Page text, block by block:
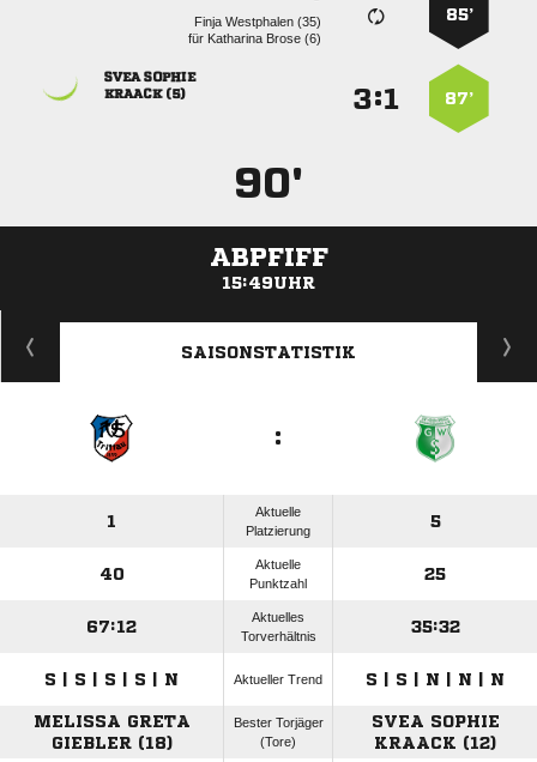
85’
  
für   
87’
:
 
 
90'
ABPFIFF
15:49UHR
ANZEIGE
SAISONSTATISTIK
:
1
Aktuelle
Platzierung
5
40
Aktuelle
Punktzahl
25
67:12
Aktuelles
Torverhältnis
35:32
S | S | S | S | N Aktueller Trend S | S | N | N | N
MELISSA GRETA
GIEBLER (18)
Bester Torjäger
(Tore)
SVEA SOPHIE
KRAACK (12)